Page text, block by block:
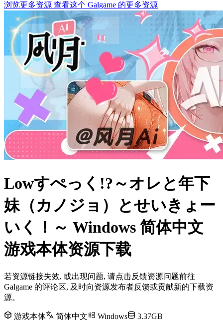
浏览更多资源 查看这个 Galgame 的更多资源
Lowすぺっく!?～オレと年下
妹（カノジョ）とせいきょー
いく！～ Windows 简体中文
游戏本体资源下载
若资源链接失效, 或出现问题, 请点击反馈资源问题前往
Galgame 的评论区, 及时向资源发布者反馈或贡献新的下载资
源。
游戏本体 简体中文 Windows 3.37GB